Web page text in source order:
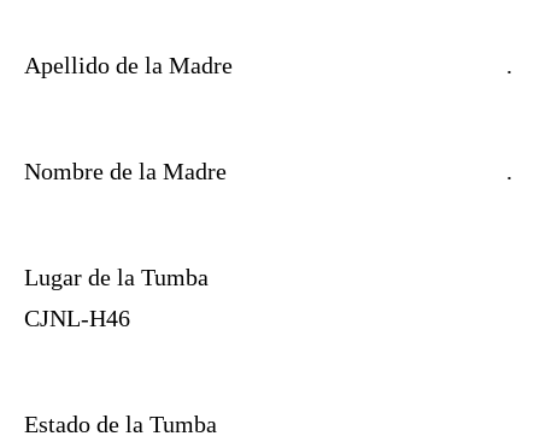
Apellido de la Madre .
Nombre de la Madre .
Lugar de la Tumba
CJNL-H46
Estado de la Tumba